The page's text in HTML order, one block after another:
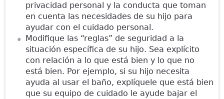
privacidad personal y la conducta que toman
en cuenta las necesidades de su hijo para
ayudar con el cuidado personal.
Modifique las “reglas” de seguridad a la
situación específica de su hijo. Sea explícito
con relación a lo que está bien y lo que no
está bien. Por ejemplo, si su hijo necesita
ayuda al usar el baño, explíquele que está bien
que su equipo de cuidado le ayude bajar el